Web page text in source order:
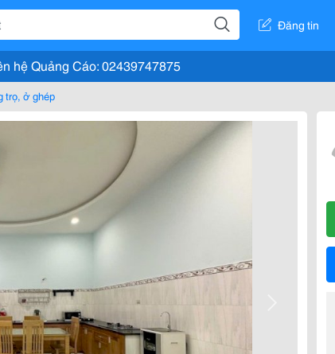
Đăng tin
hệ Quảng Cáo: 02439747875
trọ, ở ghép